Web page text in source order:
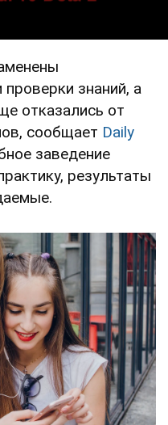
знаний, а
отказались от
сообщает Daily
заведение
результаты